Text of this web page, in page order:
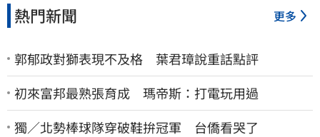
熱門新聞 更多
郭郁政對獅表現不及格 葉君璋說重話點評
初來富邦最熟張育成 瑪帝斯：打電玩用過
獨／北勢棒球隊穿破鞋拚冠軍 台僑看哭了